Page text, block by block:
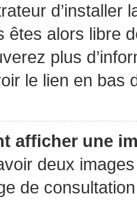
d’installer
êtes alors libre
plus
le lien en bas
afficher une
deux
de